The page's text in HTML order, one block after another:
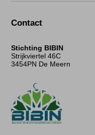
Contact
Stichting BIBIN
Strijkviertel 46C
3454PN De Meern